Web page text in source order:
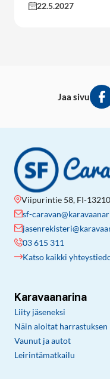
22.5.2027
Jaa sivu
Viipurintie 58, FI-
sf-
03 615 311
Katso kaikki
Karavaanarina
Liity jäseneksi
Näin aloitat harrastuksen
Vaunut ja autot
Leirintämatkailu